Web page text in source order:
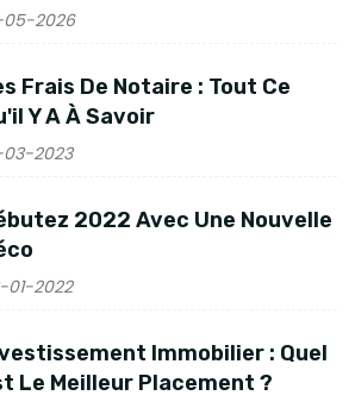
05-2026
Frais De Notaire : Tout Ce
Y A À Savoir
03-2023
2022 Avec Une Nouvelle
01-2022
Immobilier : Quel
Le Meilleur Placement ?